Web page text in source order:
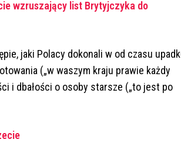
wzruszający list Brytyjczyka do
jaki Polacy dokonali w od czasu
(„w waszym kraju prawie każdy
i dbałości o osoby starsze („to jest po